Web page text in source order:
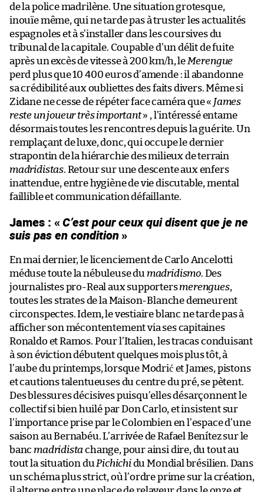
de la police madrilène. Une situation grotesque,
inouïe même, qui ne tarde pas à truster les actualités
espagnoles et à s’installer dans les coursives du
tribunal de la capitale. Coupable d’un délit de fuite
après un excès de vitesse à 200 km/h, le Merengue
perd plus que 10 400 euros d’amende : il abandonne
sa crédibilité aux oubliettes des faits divers. Même si
Zidane ne cesse de répéter face caméra que « James
reste un joueur très important» , l’intéressé entame
désormais toutes les rencontres depuis la guérite. Un
remplaçant de luxe, donc, qui occupe le dernier
strapontin de la hiérarchie des milieux de terrain
madridistas. Retour sur une descente aux enfers
inattendue, entre hygiène de vie discutable, mental
faillible et communication défaillante.
James : «C’est pour ceux qui disent que je ne
suis pas en condition»
En mai dernier, le licenciement de Carlo Ancelotti
méduse toute la nébuleuse du madridismo. Des
journalistes pro-Real aux supportersmerengues,
toutes les strates de la Maison-Blanche demeurent
circonspectes. Idem, le vestiaire blanc ne tarde pas à
afficher son mécontentement via ses capitaines
Ronaldo et Ramos. Pour l’Italien, les tracas conduisant
à son éviction débutent quelques mois plus tôt, à
l’aube du printemps, lorsque Modrić et James, pistons
et cautions talentueuses du centre du pré, se pètent.
Des blessures décisives puisqu’elles désarçonnent le
collectif si bien huilé par Don Carlo, et insistent sur
l’importance prise par le Colombien en l’espace d’une
saison au Bernabéu. L’arrivée de Rafael Benítez sur le
banc madridista change, pour ainsi dire, du tout au
tout la situation du Pichichidu Mondial brésilien. Dans
un schéma plus strict, où l’ordre prime sur la création,